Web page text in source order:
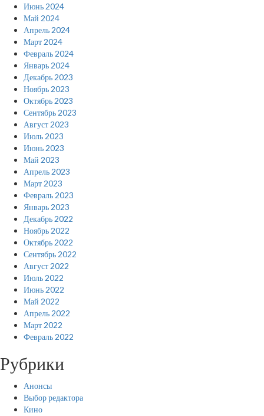
Июнь 2024
Май 2024
Апрель 2024
Март 2024
Февраль 2024
Январь 2024
Декабрь 2023
Ноябрь 2023
Октябрь 2023
Сентябрь 2023
Август 2023
Июль 2023
Июнь 2023
Май 2023
Апрель 2023
Март 2023
Февраль 2023
Январь 2023
Декабрь 2022
Ноябрь 2022
Октябрь 2022
Сентябрь 2022
Август 2022
Июль 2022
Июнь 2022
Май 2022
Апрель 2022
Март 2022
Февраль 2022
Рубрики
Анонсы
Выбор редактора
Кино